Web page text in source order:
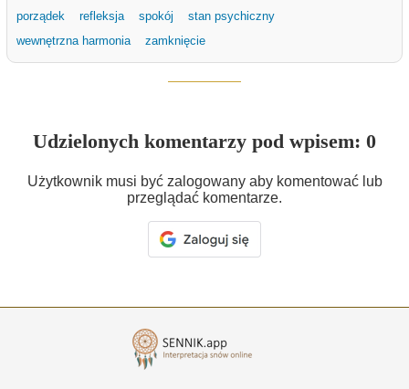
porządek
refleksja spokój
stan psychiczny
wewnętrzna harmonia
zamknięcie
Udzielonych komentarzy pod wpisem: 0
Użytkownik musi być zalogowany aby komentować lub
przeglądać komentarze.